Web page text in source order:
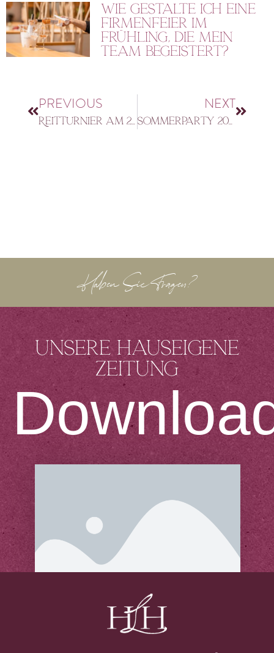
Wie gestalte ich eine
Firmenfeier im
Frühling, die mein
Team begeistert?
PREVIOUS
Reitturnier am 23. und 24. April 2022
NEXT
Sommerparty 2022
Haben Sie Fragen?
Unsere hauseigene
Zeitung